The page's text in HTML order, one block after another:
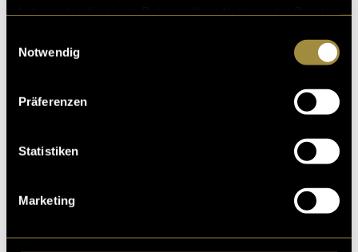
Notwendig
Präferenzen
Statistiken
Marketing